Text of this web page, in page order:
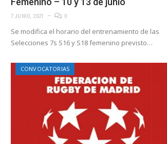
7 JUNIO, 2021 0
Se modifica el horario del entrenamiento de las
Selecciones 7s S16 y S18 femenino previsto…
CONVOCATORIAS